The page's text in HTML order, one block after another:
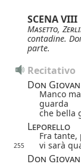
SCENA VIII
Masetto,
contadine.
parte.
Recitativo
Don
Manco
guarda
che bella
Leporello
Fra tante,
255 vi sarà
Don